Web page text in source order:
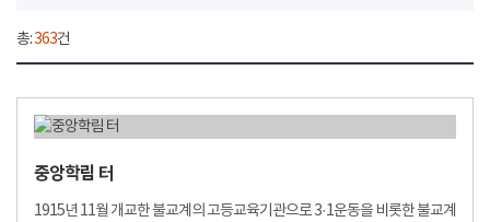
총:363건
중앙학림 터
1915년 11월 개교한 불교계의 고등교육기관으로 3·1운동을 비롯한 불교계